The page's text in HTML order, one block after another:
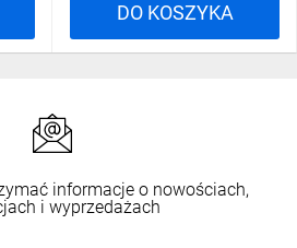
DO KOSZYKA
informacje o nowościach,
i wyprzedażach